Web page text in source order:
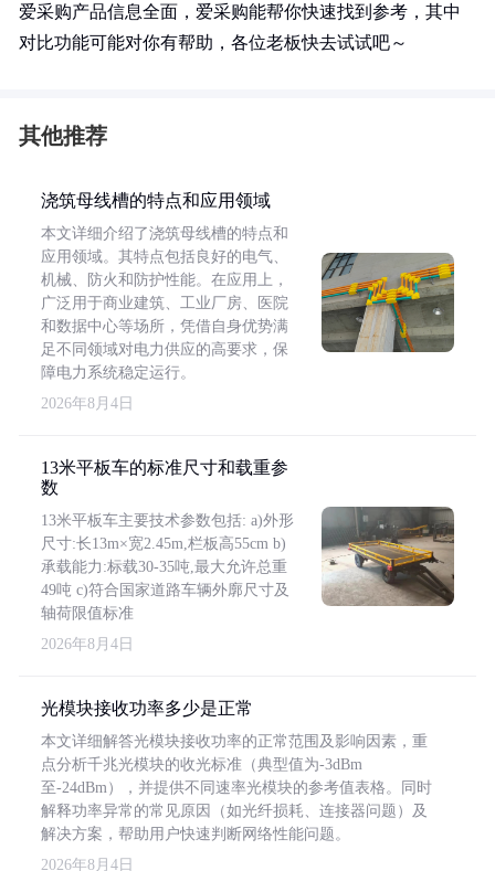
爱采购产品信息全面，爱采购能帮你快速找到参考，其中
对比功能可能对你有帮助，各位老板快去试试吧～
其他推荐
浇筑母线槽的特点和应用领域
本文详细介绍了浇筑母线槽的特点和
应用领域。其特点包括良好的电气、
机械、防火和防护性能。在应用上，
广泛用于商业建筑、工业厂房、医院
和数据中心等场所，凭借自身优势满
足不同领域对电力供应的高要求，保
障电力系统稳定运行。
2026年8月4日
13米平板车的标准尺寸和载重参
数
13米平板车主要技术参数包括: a)外形
尺寸:长13m×宽2.45m,栏板高55cm b)
承载能力:标载30-35吨,最大允许总重
49吨 c)符合国家道路车辆外廓尺寸及
轴荷限值标准
2026年8月4日
光模块接收功率多少是正常
本文详细解答光模块接收功率的正常范围及影响因素，重
点分析千兆光模块的收光标准（典型值为-3dBm
至-24dBm），并提供不同速率光模块的参考值表格。同时
解释功率异常的常见原因（如光纤损耗、连接器问题）及
解决方案，帮助用户快速判断网络性能问题。
2026年8月4日